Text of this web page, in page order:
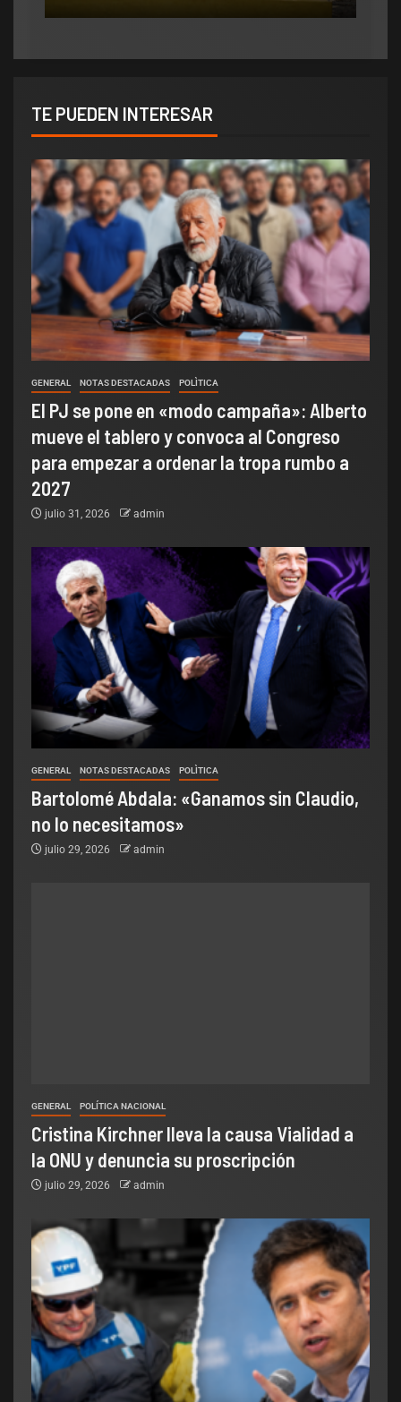
TE PUEDEN INTERESAR
GENERAL NOTAS DESTACADAS POLÌTICA
El PJ se pone en «modo campaña»: Alberto
mueve el tablero y convoca al Congreso
para empezar a ordenar la tropa rumbo a
2027
julio 31, 2026 admin
GENERAL NOTAS DESTACADAS POLÌTICA
Bartolomé Abdala: «Ganamos sin Claudio,
no lo necesitamos»
julio 29, 2026 admin
GENERAL POLÍTICA NACIONAL
Cristina Kirchner lleva la causa Vialidad a
la ONU y denuncia su proscripción
julio 29, 2026 admin